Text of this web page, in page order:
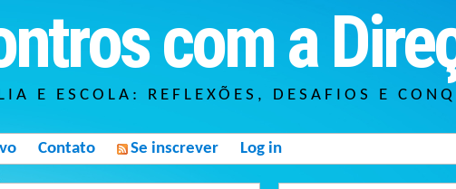
com a
E ESCOLA: REFLEXÕES, DESAFIOS E
Contato Se inscrever Log in